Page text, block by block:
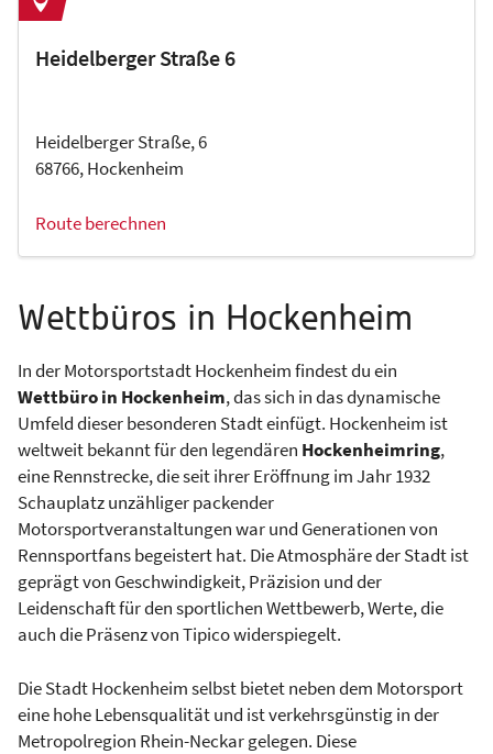
Heidelberger Straße 6
Heidelberger Straße, 6
68766, Hockenheim
Route berechnen
Wettbüros in Hockenheim
In der Motorsportstadt Hockenheim findest du ein
Wettbüro in Hockenheim, das sich in das dynamische
Umfeld dieser besonderen Stadt einfügt. Hockenheim ist
weltweit bekannt für den legendären Hockenheimring,
eine Rennstrecke, die seit ihrer Eröffnung im Jahr 1932
Schauplatz unzähliger packender
Motorsportveranstaltungen war und Generationen von
Rennsportfans begeistert hat. Die Atmosphäre der Stadt ist
geprägt von Geschwindigkeit, Präzision und der
Leidenschaft für den sportlichen Wettbewerb, Werte, die
auch die Präsenz von Tipico widerspiegelt.
Die Stadt Hockenheim selbst bietet neben dem Motorsport
eine hohe Lebensqualität und ist verkehrsgünstig in der
Metropolregion Rhein-Neckar gelegen. Diese